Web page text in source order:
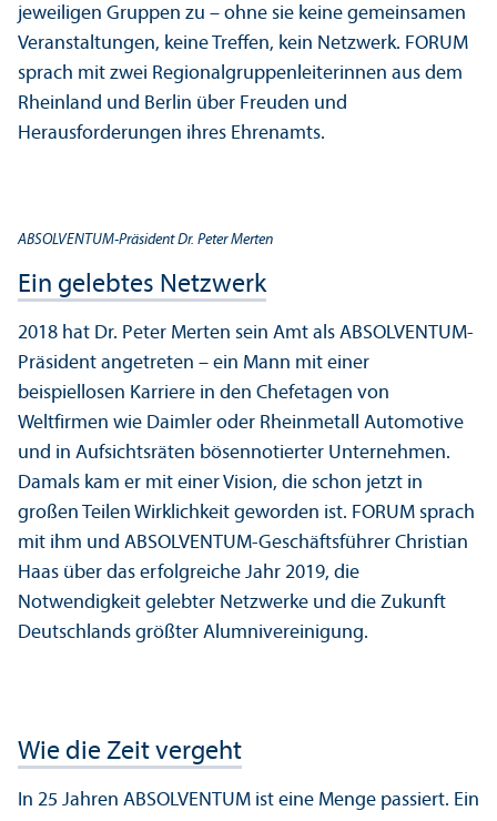
jeweiligen Gruppen zu – ohne sie keine gemeinsamen
Veranstaltungen, keine Treffen, kein Netzwerk. FORUM
sprach mit zwei Regional­gruppen­leiterinnen aus dem
Rheinland und Berlin über Freuden und
Herausforderungen ihres Ehrenamts.
ABSOLVENTUM-Präsident Dr. Peter Merten
Ein gelebtes Netzwerk
2018 hat Dr. Peter Merten sein Amt als ABSOLVENTUM-
Präsident angetreten – ein Mann mit einer
beispiellosen Karriere in den Chefetagen von
Weltfirmen wie Daimler oder Rheinmetall Automotive
und in Aufsichtsräten bösennotierter Unter­nehmen.
Damals kam er mit einer Vision, die schon jetzt in
großen Teilen Wirklichkeit geworden ist. FORUM sprach
mit ihm und ABSOLVENTUM-Geschäfts­führer Christian
Haas über das erfolgreiche Jahr 2019, die
Notwendigkeit gelebter Netzwerke und die Zukunft
Deutschlands größter Alumnivereinigung.
Wie die Zeit vergeht
In 25 Jahren ABSOLVENTUM ist eine Menge passiert. Ein